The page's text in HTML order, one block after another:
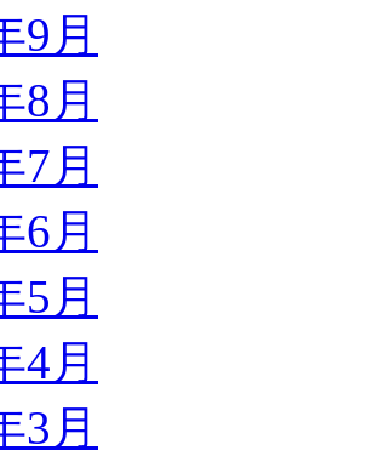
9月
8月
7月
6月
5月
4月
3月